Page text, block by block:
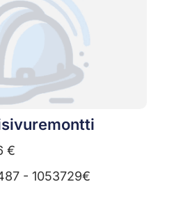
€
- 1053729€